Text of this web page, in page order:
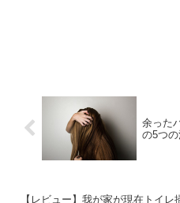
余った
の5つ
【レビュー】我が家が現在トイレ